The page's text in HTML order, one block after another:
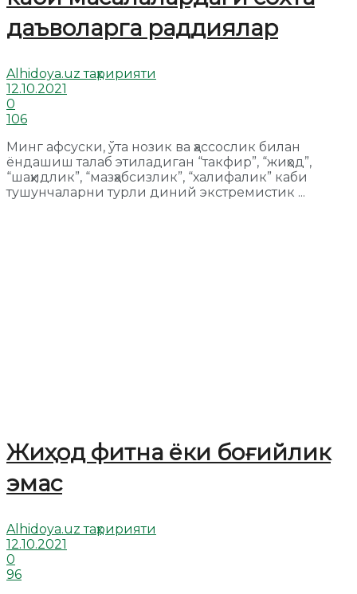
даъволарга раддиялар
Alhidoya.uz таҳририяти
12.10.2021
0
106
Минг афсуски, ўта нозик ва ҳассослик билан
ёндашиш талаб этиладиган “такфир”, “жиҳод”,
“шаҳидлик”, “мазҳабсизлик”, “халифалик” каби
тушунчаларни турли диний экстремистик ...
Жиҳод фитна ёки боғийлик
эмас
Alhidoya.uz таҳририяти
12.10.2021
0
96